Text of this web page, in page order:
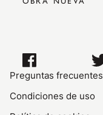
Preguntas frecuentes
Condiciones de uso